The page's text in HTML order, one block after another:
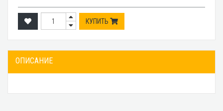
КУПИТЬ
ОПИСАНИЕ